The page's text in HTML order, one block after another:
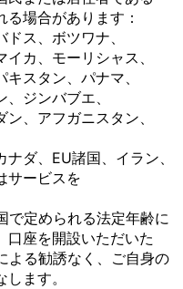
る場合があります：
ス、 ボツワナ、
イカ、 モーリシャス、
キスタン、 パナマ、
ジンバブエ、
ン、 アフガニスタン、
ナダ、 EU諸国、 イラン、
サービスを
で定められる法定年齢に
口座を開設いただいた
よる勧誘なく、 ご自身の
します。